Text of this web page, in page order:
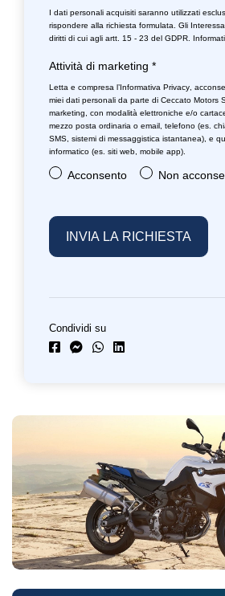
I dati personali acquisiti saranno utilizzati
rispondere alla richiesta formulata. Gli
diritti di cui agli artt. 15 - 23 del GDPR.
Attività di marketing *
Letta e compresa l’Informativa Privacy ,
miei dati personali da parte di Ceccato Motors
marketing, con modalità elettroniche e/o
mezzo posta ordinaria o email, telefono (es.
SMS, sistemi di messaggistica istantanea), e
informatico (es. siti web, mobile app).
Acconsento Non
Condividi su